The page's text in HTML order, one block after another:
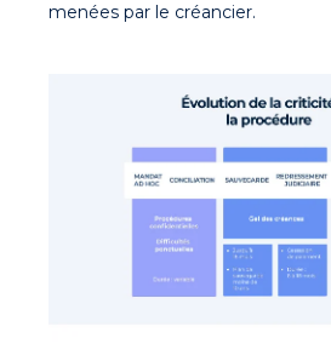
menées par le créancier.